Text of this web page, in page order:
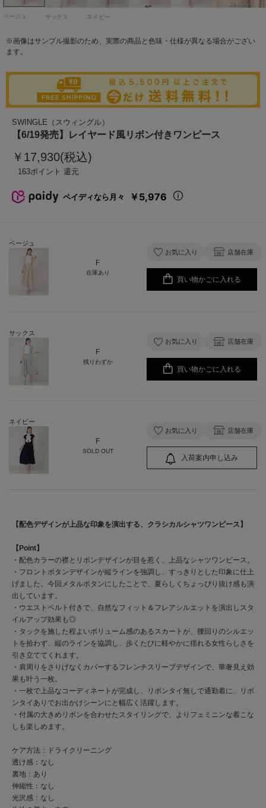
ベージュ サックス ネイビー
※画像はサンプル撮影のため、実際の商品と色味・仕様が異なる場合がござい
ます。
SWINGLE（スウィングル）
【6/19発売】レイヤード風リボン付きワンピース
￥17,930(税込)
163
ベージュ
F
在庫あり
お気に入り 店舗在庫
買い物かごに入れる
サックス
F
残りわずか
お気に入り 店舗在庫
買い物かごに入れる
ネイビー
F
SOLD OUT
お気に入り 店舗在庫
入荷案内申し込み
ペイディなら月々 ￥5,976
【配色デザインが上品な印象を演出する、クラシカルシャツワンピース】
【Point】
・配色カラーの襟とリボンデザインが目を惹く、上品なシャツワンピース。
・フロントボタンデザインが縦ラインを強調し、すっきりとした印象に仕上
げました。今回メタルボタンにしたことで、夏らしくちょっぴり抜け感も演
出しています。
・ウエストベルト付きで、自然なフィット＆フレアシルエットを演出しスタ
イルアップ効果も◎
・タックを施した程よいボリューム感のあるスカートが、腰回りのシルエッ
トを拾わず、縦のラインを協調し、歩くたびに軽やかに揺れる女性らしさを
引き立ててくれます。
・肩周りをさりげなくカバーするフレンチスリーブデザインで、華奢見え効
果も叶う一枚。
・一枚で上品なコーディネートが完成し、リボンタイ無しで通勤着に、リボ
ンタイありでお出かけシーンにと幅広く活躍します。
・付属の大きめリボンを合わせたスタイリングで、よりフェミニンな着こな
しも楽しめます。
ケア方法：ドライクリーニング
透け感：なし
裏地：あり
伸縮性：なし
光沢感：なし